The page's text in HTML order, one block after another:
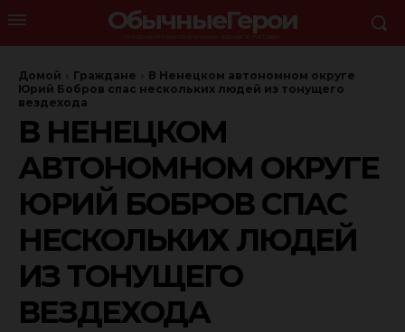
ОбычныеГерои
Домой Граждане
В Ненецком автономном округе
Юрий Бобров спас нескольких людей из тонущего
вездехода
В НЕНЕЦКОМ
АВТОНОМНОМ ОКРУГЕ
ЮРИЙ БОБРОВ СПАС
НЕСКОЛЬКИХ ЛЮДЕЙ
ИЗ ТОНУЩЕГО
ВЕЗДЕХОДА